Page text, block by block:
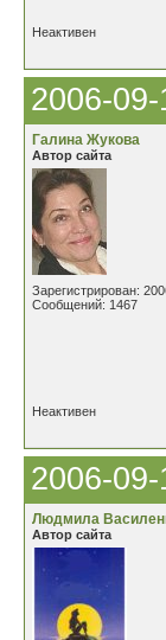
Неактивен
2006-
Галина Жукова
Автор сайта
Зарегистрирован:
Сообщений: 1467
Неактивен
2006-
Людмила
Автор сайта